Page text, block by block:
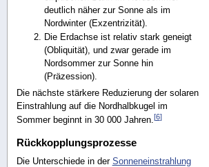
deutlich näher zur Sonne als im
Nordwinter (Exzentrizität).
Die Erdachse ist relativ stark geneigt
(Obliquität), und zwar gerade im
Nordsommer zur Sonne hin
(Präzession).
Die nächste stärkere Reduzierung der solaren
Einstrahlung auf die Nordhalbkugel im
Sommer beginnt in 30 000 Jahren.[6]
Rückkopplungsprozesse
Die Unterschiede in der Sonneneinstrahlung